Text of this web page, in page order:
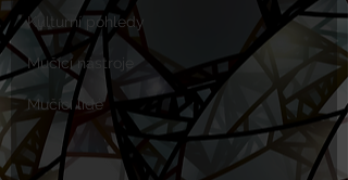
Kulturní pohledy
Mučící nástroje
Mučící lidé